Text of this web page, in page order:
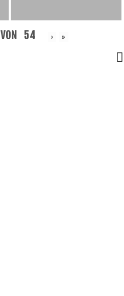
VON 54 › »